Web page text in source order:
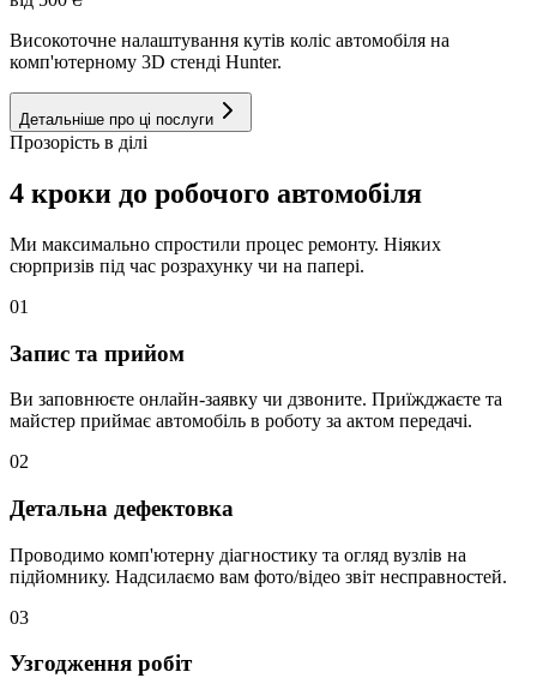
Високоточне налаштування кутів коліс автомобіля на
комп'ютерному 3D стенді Hunter.
Детальніше про ці послуги
Прозорість в ділі
4 кроки до робочого автомобіля
Ми максимально спростили процес ремонту. Ніяких
сюрпризів під час розрахунку чи на папері.
01
Запис та прийом
Ви заповнюєте онлайн-заявку чи дзвоните. Приїжджаєте та
майстер приймає автомобіль в роботу за актом передачі.
02
Детальна дефектовка
Проводимо комп'ютерну діагностику та огляд вузлів на
підйомнику. Надсилаємо вам фото/відео звіт несправностей.
03
Узгодження робіт